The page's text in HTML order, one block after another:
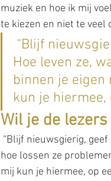
muziek en hoe ik mij
te kiezen en niet te veel
“Blijf
Hoe leven ze,
binnen je eigen
kun je hiermee,
Wil je de
“Blijf nieuwsgierig,
hoe lossen ze
mij kun je hiermee, op